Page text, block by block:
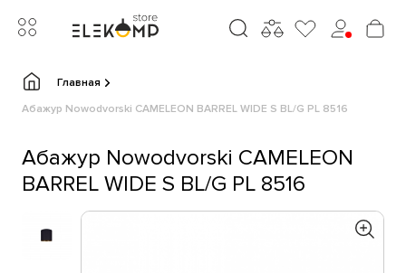
Главная
Абажур Nowodvorski CAMELEON BARREL WIDE S BL/G PL 8516
Абажур Nowodvorski CAMELEON
BARREL WIDE S BL/G PL 8516